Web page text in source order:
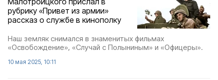
рубрику «Привет из армии»
рассказ о службе в кинополку
Наш земляк снимался в знаменитых фильмах
«Освобождение», «Случай с Полыниным» и «Офицеры».
10 мая 2025, 10:11